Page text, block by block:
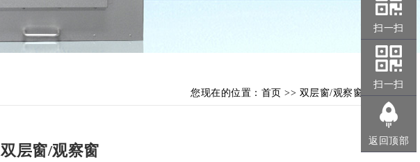
您现在的位置： 首页 >> 双层窗/观察窗
双层窗/观察窗
扫一扫
扫一扫
返回顶部